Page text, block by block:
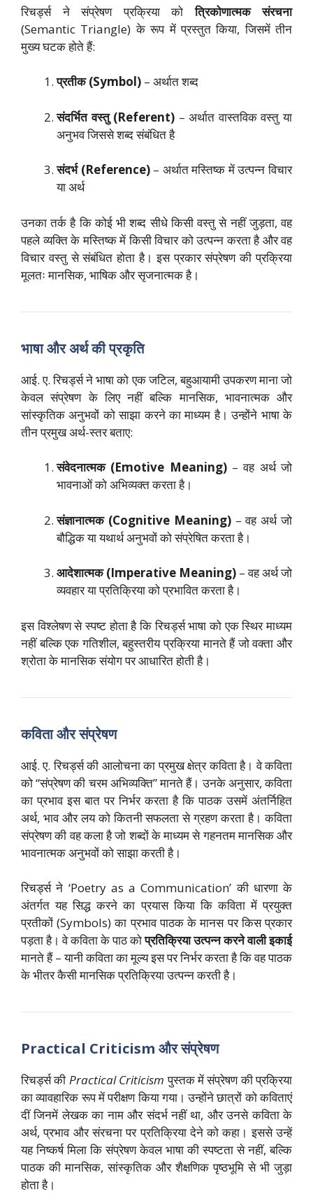
रिचर्ड्स ने संप्रेषण प्रक्रिया कोत्रिकोणात्मक संरचना
(Semantic Triangle) के रूप में प्रस्तुत किया, जिसमें तीन
मुख्य घटक होते हैं:
प्रतीक (Symbol) – अर्थात शब्द
संदर्भित वस्तु (Referent) – अर्थात वास्तविक वस्तु या
अनुभव जिससे शब्द संबंधित है
संदर्भ (Reference)– अर्थात मस्तिष्क में उत्पन्न विचार
या अर्थ
उनका तर्क है कि कोई भी शब्द सीधे किसी वस्तु से नहीं जुड़ता, वह
पहले व्यक्ति के मस्तिष्क में किसी विचार को उत्पन्न करता है और वह
विचार वस्तु से संबंधित होता है। इस प्रकार संप्रेषण की प्रक्रिया
मूलतः मानसिक, भाषिक और सृजनात्मक है।
भाषा और अर्थ की प्रकृति
आई. ए. रिचर्ड्स ने भाषा को एक जटिल, बहुआयामी उपकरण माना जो
केवल संप्रेषण के लिए नहीं बल्कि मानसिक, भावनात्मक और
सांस्कृतिक अनुभवों को साझा करने का माध्यम है। उन्होंने भाषा के
तीन प्रमुख अर्थ-स्तर बताए:
संवेदनात्मक (Emotive Meaning)– वह अर्थ जो
भावनाओं को अभिव्यक्त करता है।
संज्ञानात्मक (Cognitive Meaning)– वह अर्थ जो
बौद्धिक या यथार्थ अनुभवों को संप्रेषित करता है।
आदेशात्मक (Imperative Meaning) – वह अर्थ जो
व्यवहार या प्रतिक्रिया को प्रभावित करता है।
इस विश्लेषण से स्पष्ट होता है कि रिचर्ड्स भाषा को एक स्थिर माध्यम
नहीं बल्कि एक गतिशील, बहुस्तरीय प्रक्रिया मानते हैं जो वक्ता और
श्रोता के मानसिक संयोग पर आधारित होती है।
कविता और संप्रेषण
आई. ए. रिचर्ड्स की आलोचना का प्रमुख क्षेत्र कविता है। वे कविता
को “संप्रेषण की चरम अभिव्यक्ति” मानते हैं। उनके अनुसार, कविता
का प्रभाव इस बात पर निर्भर करता है कि पाठक उसमें अंतर्निहित
अर्थ, भाव और लय को कितनी सफलता से ग्रहण करता है। कविता
संप्रेषण की वह कला है जो शब्दों के माध्यम से गहनतम मानसिक और
भावनात्मक अनुभवों को साझा करती है।
रिचर्ड्स ने ‘Poetry as a Communication’ की धारणा के
अंतर्गत यह सिद्ध करने का प्रयास किया कि कविता में प्रयुक्त
प्रतीकों (Symbols) का प्रभाव पाठक के मानस पर किस प्रकार
पड़ता है। वे कविता के पाठ कोप्रतिक्रिया उत्पन्न करने वाली इकाई
मानते हैं – यानी कविता का मूल्य इस पर निर्भर करता है कि वह पाठक
के भीतर कैसी मानसिक प्रतिक्रिया उत्पन्न करती है।
Practical Criticism और संप्रेषण
रिचर्ड्स की Practical Criticism पुस्तक में संप्रेषण की प्रक्रिया
का व्यावहारिक रूप में परीक्षण किया गया। उन्होंने छात्रों को कविताएं
दीं जिनमें लेखक का नाम और संदर्भ नहीं था, और उनसे कविता के
अर्थ, प्रभाव और संरचना पर प्रतिक्रिया देने को कहा। इससे उन्हें
यह निष्कर्ष मिला कि संप्रेषण केवल भाषा की स्पष्टता से नहीं, बल्कि
पाठक की मानसिक, सांस्कृतिक और शैक्षणिक पृष्ठभूमि से भी जुड़ा
होता है।